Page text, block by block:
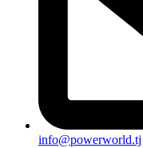
info@powerworld.tj